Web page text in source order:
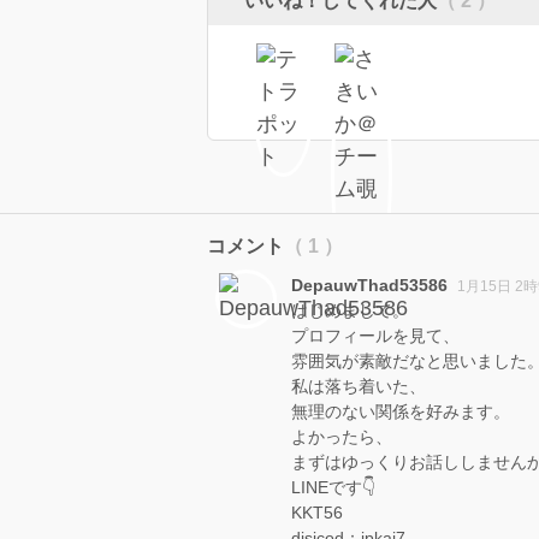
コメント （ 1 ）
DepauwThad53586 1月15日 2
はじめまして。
プロフィールを見て、
雰囲気が素敵だなと思いました。
私は落ち着いた、
無理のない関係を好みます。
よかったら、
まずはゆっくりお話ししません
LINEです👇
KKT56